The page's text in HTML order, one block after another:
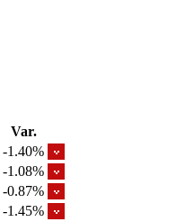
Var.
-1.40%
-1.08%
-0.87%
-1.45%